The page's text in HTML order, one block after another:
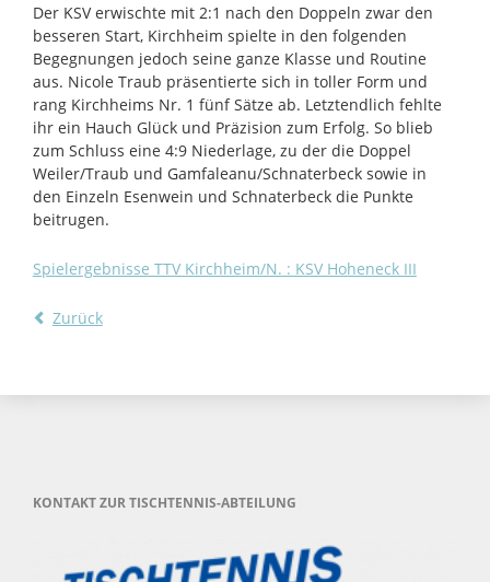
Der KSV erwischte mit 2:1 nach den Doppeln zwar den
besseren Start, Kirchheim spielte in den folgenden
Begegnungen jedoch seine ganze Klasse und Routine
aus. Nicole Traub präsentierte sich in toller Form und
rang Kirchheims Nr. 1 fünf Sätze ab. Letztendlich fehlte
ihr ein Hauch Glück und Präzision zum Erfolg. So blieb
zum Schluss eine 4:9 Niederlage, zu der die Doppel
Weiler/Traub und Gamfaleanu/Schnaterbeck sowie in
den Einzeln Esenwein und Schnaterbeck die Punkte
beitrugen.
Spielergebnisse TTV Kirchheim/N. : KSV Hoheneck III
Zurück
KONTAKT ZUR TISCHTENNIS-ABTEILUNG